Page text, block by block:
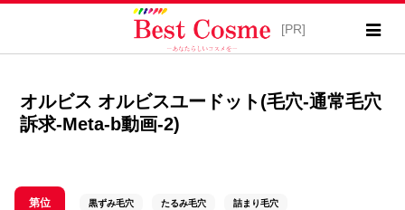
オルビス オルビスユードット(毛穴-通常毛穴
訴求-Meta-b動画-2)
第位 黒ずみ毛穴 たるみ毛穴 詰まり毛穴